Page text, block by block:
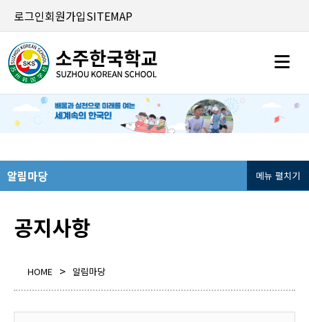
로그인회원가입SITEMAP
알림마당 메뉴 펼치기
공지사항
HOME > 알림마당